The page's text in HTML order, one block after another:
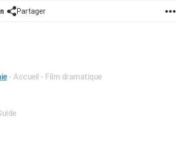
Partager
- Accueil - Film dramatique